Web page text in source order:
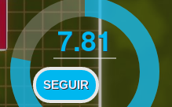
7.81
SEGUIR